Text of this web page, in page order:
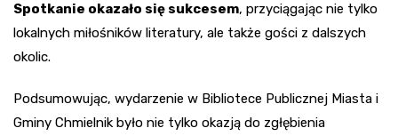
Spotkanie okazało się sukcesem, przyciągając nie tylko
lokalnych miłośników literatury, ale także gości z dalszych
okolic.
Podsumowując, wydarzenie w Bibliotece Publicznej Miasta i
Gminy Chmielnik było nie tylko okazją do zgłębienia